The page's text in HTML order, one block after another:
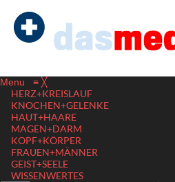
Menu ≡ ╳
HERZ+KREISLAUF
KNOCHEN+GELENKE
HAUT+HAARE
MAGEN+DARM
KOPF+KÖRPER
FRAUEN+MÄNNER
GEIST+SEELE
WISSENWERTES